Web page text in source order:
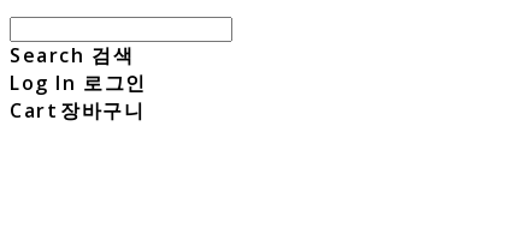
Search 검색
Log In 로그인
Cart 장바구니